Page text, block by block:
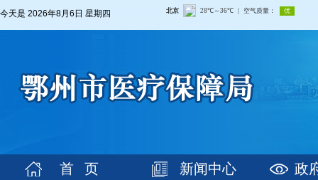
今天是 2026年8月6日 星期四
首 页 新闻中心 政